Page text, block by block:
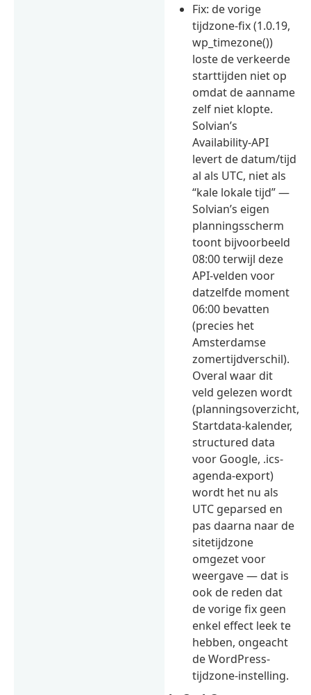
Fix: de vorige
tijdzone-fix (1.0.19,
wp_timezone())
loste de verkeerde
starttijden niet op
omdat de aanname
zelf niet klopte.
Solvian’s
Availability-API
levert de datum/tijd
al als UTC, niet als
“kale lokale tijd” —
Solvian’s eigen
planningsscherm
toont bijvoorbeeld
08:00 terwijl deze
API-velden voor
datzelfde moment
06:00 bevatten
(precies het
Amsterdamse
zomertijdverschil).
Overal waar dit
veld gelezen wordt
(planningsoverzicht,
Startdata-kalender,
structured data
voor Google, .ics-
agenda-export)
wordt het nu als
UTC geparsed en
pas daarna naar de
sitetijdzone
omgezet voor
weergave — dat is
ook de reden dat
de vorige fix geen
enkel effect leek te
hebben, ongeacht
de WordPress-
tijdzone-instelling.